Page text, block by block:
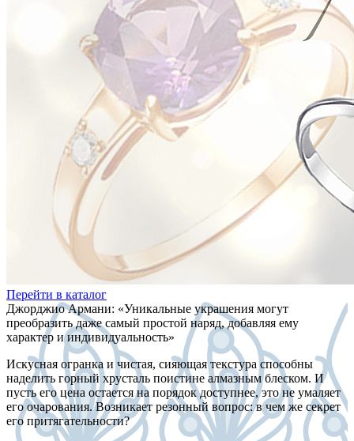
Перейти в каталог
Джорджио Армани: «Уникальные украшения могут
преобразить даже самый простой наряд, добавляя ему
характер и индивидуальность»
Искусная огранка и чистая, сияющая текстура способны
наделить горный хрусталь поистине алмазным блеском. И
пусть его цена остается на порядок доступнее, это не умаляет
его очарования. Возникает резонный вопрос: в чем же секрет
его притягательности?